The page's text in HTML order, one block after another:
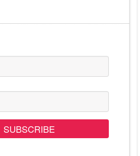
SUBSCRIBE